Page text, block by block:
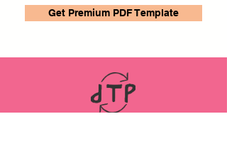
Get Premium PDF Template